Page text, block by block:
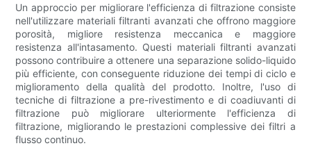
Un approccio per migliorare l'efficienza di filtrazione consiste
nell'utilizzare materiali filtranti avanzati che offrono maggiore
porosità, migliore resistenza meccanica e maggiore
resistenza all'intasamento. Questi materiali filtranti avanzati
possono contribuire a ottenere una separazione solido-liquido
più efficiente, con conseguente riduzione dei tempi di ciclo e
miglioramento della qualità del prodotto. Inoltre, l'uso di
tecniche di filtrazione a pre-rivestimento e di coadiuvanti di
filtrazione può migliorare ulteriormente l'efficienza di
filtrazione, migliorando le prestazioni complessive dei filtri a
flusso continuo.